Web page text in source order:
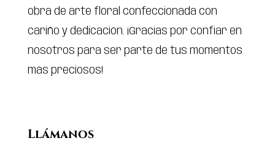
obra de arte floral confeccionada con
cariño y dedicación. ¡Gracias por confiar en
nosotros para ser parte de tus momentos
más preciosos!
Llámanos